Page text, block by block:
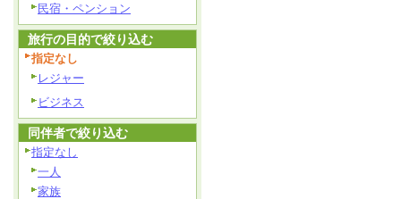
民宿・ペンション
旅行の目的で絞り込む
指定なし
レジャー
ビジネス
同伴者で絞り込む
指定なし
一人
家族